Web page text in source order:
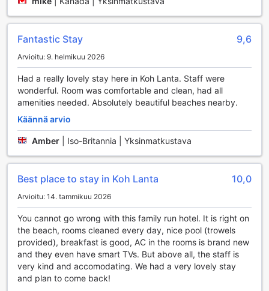
arvokkaat tavarasi turvallisesti hotellin tallelokeroissa, mikä
tuo mielenrauhaa matkasi aikana.
Resortin concierge-palvelu on aina valmiina auttamaan,
olipa kyseessä retkien varaaminen tai paikallisten
nähtävyyksien suositteleminen. Ilmainen Wi-Fi kaikissa
huoneissa sekä julkisissa tiloissa mahdollistaa
yhteydenpidon ystäviin ja perheeseen tai vaikka
työasioiden hoitamisen. Hotellissa on myös erikseen
merkitty tupakointialue, joka varmistaa, että kaikki vieraat
voivat nauttia oleskelustaan mukavasti. Luggage storage -
palvelu puolestaan helpottaa matkatavaroiden
säilyttämistä, jotta voit tutustua saareen huolettomasti
ennen lähtöä.
Ocean View Resort tarjoaa erinomaiset kuljetuspalvelut,
jotka tekevät vieraasi lomasta entistäkin mukavampaa ja
vaivattomampaa. Hotelli tarjoaa kätevän
lentokenttäkuljetuksen, joka noutaa sinut suoraan
saapumislentosi jälkeen ja vie sinut turvallisesti perille.
Tämä palvelu on erityisen arvokas, sillä se säästää aikaa ja
Fantastic Stay 9,6
Arvioitu: 9. helmikuu 2026
Had a really lovely stay here in Koh Lanta. Staff were
wonderful. Room was comfortable and clean, had all
amenities needed. Absolutely beautiful beaches nearby.
Käännä arvio
Amber Iso-Britannia | Yksinmatkustava
Best place to stay in Koh Lanta 10,0
Arvioitu: 14. tammikuu 2026
You cannot go wrong with this family run hotel. It is right on
the beach, rooms cleaned every day, nice pool (trowels
provided), breakfast is good, AC in the rooms is brand new
and they even have smart TVs. But above all, the staff is
very kind and accomodating. We had a very lovely stay
and plan to come back!